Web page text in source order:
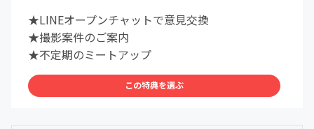
★LINEオープンチャットで意見交換
★撮影案件のご案内
★不定期のミートアップ
この特典を選ぶ